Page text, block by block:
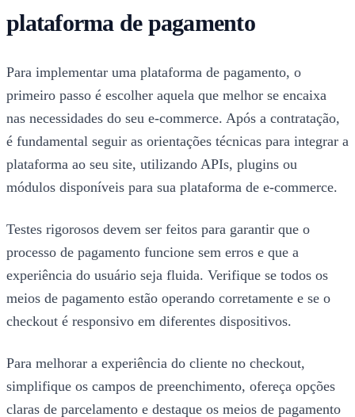
plataforma de pagamento
Para implementar uma plataforma de pagamento, o
primeiro passo é escolher aquela que melhor se encaixa
nas necessidades do seu e-commerce. Após a contratação,
é fundamental seguir as orientações técnicas para integrar a
plataforma ao seu site, utilizando APIs, plugins ou
módulos disponíveis para sua plataforma de e-commerce.
Testes rigorosos devem ser feitos para garantir que o
processo de pagamento funcione sem erros e que a
experiência do usuário seja fluida. Verifique se todos os
meios de pagamento estão operando corretamente e se o
checkout é responsivo em diferentes dispositivos.
Para melhorar a experiência do cliente no checkout,
simplifique os campos de preenchimento, ofereça opções
claras de parcelamento e destaque os meios de pagamento